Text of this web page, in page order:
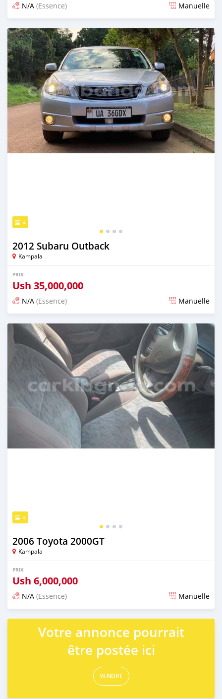
N/A (Essence) Manuelle
Publié il y a 2 jours
4
2012 Subaru Outback
Kampala
PRIX
Ush 35,000,000
N/A (Essence) Manuelle
Publié il y a 2 jours
4
2006 Toyota 2000GT
Kampala
PRIX
Ush 6,000,000
N/A (Essence) Manuelle
Publié il y a 2 jours
Votre annonce pourrait
être postée ici
VENDRE